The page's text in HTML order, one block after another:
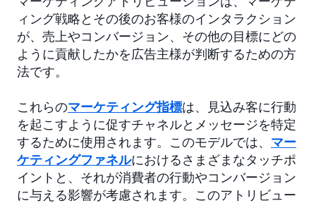
ィング戦略とその後のお客様のインタラクション
が、売上やコンバージョン、その他の目標にどの
ように貢献したかを広告主様が判断するための方
法です。
これらのマーケティング指標は、見込み客に行動
を起こすように促すチャネルとメッセージを特定
するために使用されます。このモデルでは、 マー
ケティングファネルにおけるさまざまなタッチポ
イントと、それが消費者の行動やコンバージョン
に与える影響が考慮されます。このアトリビュー